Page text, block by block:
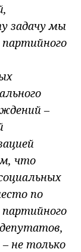
задачу мы
–
что
по
партийного
не только